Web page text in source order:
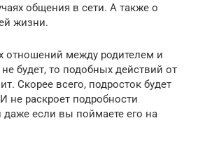
общения в сети. А также о
жизни.
отношений между родителем и
будет, то подобных действий от
Скорее всего, подросток будет
не раскроет подробности
даже если вы поймаете его на